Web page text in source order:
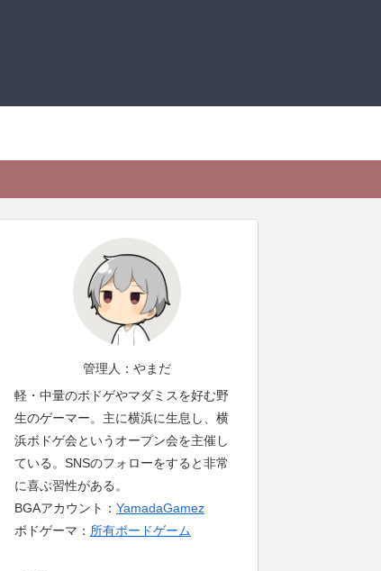
管理人：やまだ
軽・中量のボドゲやマダミスを好む野
生のゲーマー。主に横浜に生息し、横
浜ボドゲ会というオープン会を主催し
ている。SNSのフォローをすると非常
に喜ぶ習性がある。
BGAアカウント： YamadaGamez
ボドゲーマ： 所有ボードゲーム